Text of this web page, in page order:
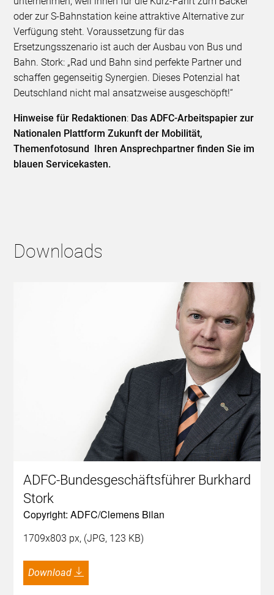
oder zur S-Bahnstation keine attraktive Alternative zur
Verfügung steht. Voraussetzung für das
Ersetzungsszenario ist auch der Ausbau von Bus und
Bahn. Stork: „Rad und Bahn sind perfekte Partner und
schaffen gegenseitig Synergien. Dieses Potenzial hat
Deutschland nicht mal ansatzweise ausgeschöpft!“
Hinweise für Redaktionen: Das ADFC-Arbeitspapier zur
Nationalen Plattform Zukunft der Mobilität,
Themenfotosund Ihren Ansprechpartner finden Sie im
blauen Servicekasten.
Downloads
ADFC-Bundesgeschäftsführer Burkhard
Stork
Copyright: ADFC/Clemens Bilan
1709x803 px, (JPG, 123 KB)
Download